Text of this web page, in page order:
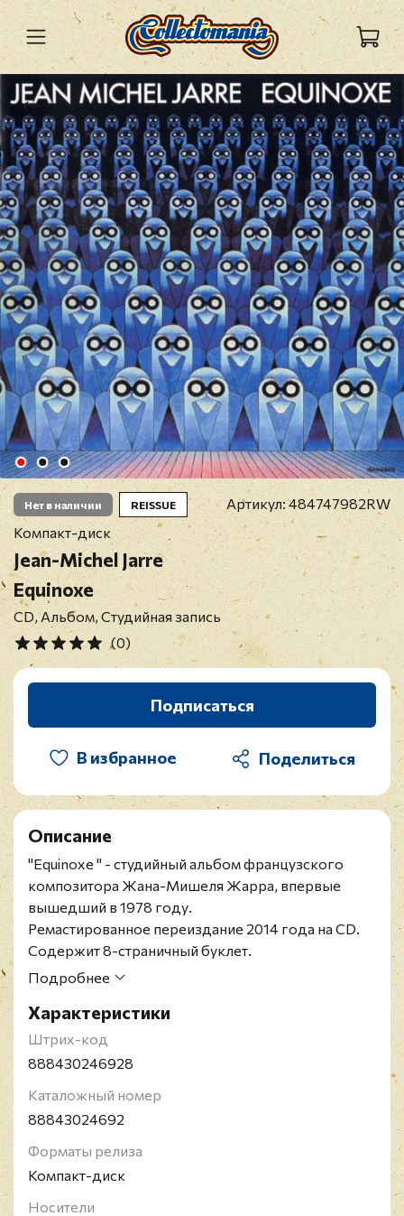
Нет в наличии REISSUE Артикул:484747982RW
Компакт-диск
Jean-Michel Jarre
Equinoxe
CD, Альбом, Студийная запись
(0)
Подписаться
В избранное
Описание
"Equinoxe " - студийный альбом французского
композитора Жана-Мишеля Жарра, впервые
вышедший в 1978 году.
Ремастированное переиздание 2014 года на CD.
Содержит 8-страничный буклет.
Жан-Мишель Жарр - французский композитор и
из пионеров электронной музыки, а также
является автором и постановщиком грандиозных
музыкально-световых шоу. Уже в 5 лет музыкант
Образование инструменталист получил в
Парижской консерватории, после окончания
которой был гитаристом в различных парижских
группах. В 1972 году вышел его дебютный
альбом "Deserted Palace".
Подробнее
Характеристики
Штрих-код
888430246928
Каталожный номер
88843024692
Форматы релиза
Компакт-диск
Носители